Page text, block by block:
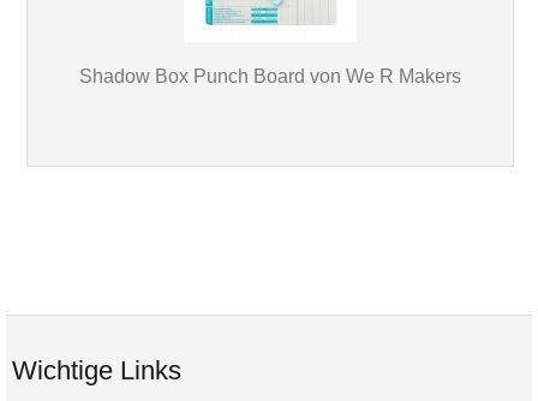
Shadow Box Punch Board von We R Makers
Wichtige Links